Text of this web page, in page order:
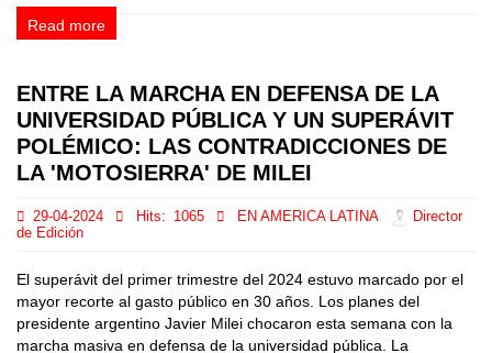
Read more
ENTRE LA MARCHA EN DEFENSA DE LA
UNIVERSIDAD PÚBLICA Y UN SUPERÁVIT
POLÉMICO: LAS CONTRADICCIONES DE
LA 'MOTOSIERRA' DE MILEI
29-04-2024 Hits: 1065 EN AMERICA LATINA
Director
de Edición
El superávit del primer trimestre del 2024 estuvo marcado por el
mayor recorte al gasto público en 30 años. Los planes del
presidente argentino Javier Milei chocaron esta semana con la
marcha masiva en defensa de la universidad pública. La